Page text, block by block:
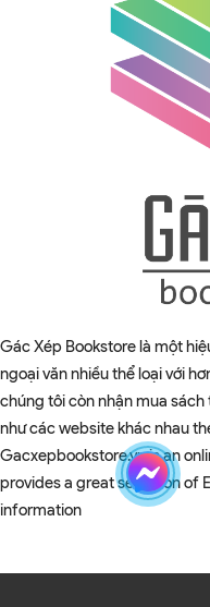
Gác Xép Bookstore là một
ngoại văn nhiều thể loại với
chúng tôi còn nhận mua
như các website khác nhau
Gacxepbookstore.vn is an
provides a great selection of
information